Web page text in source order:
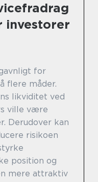
for
flere måder.
likviditet ved
ville være
Derudover kan
risikoen
position og
mere attraktiv